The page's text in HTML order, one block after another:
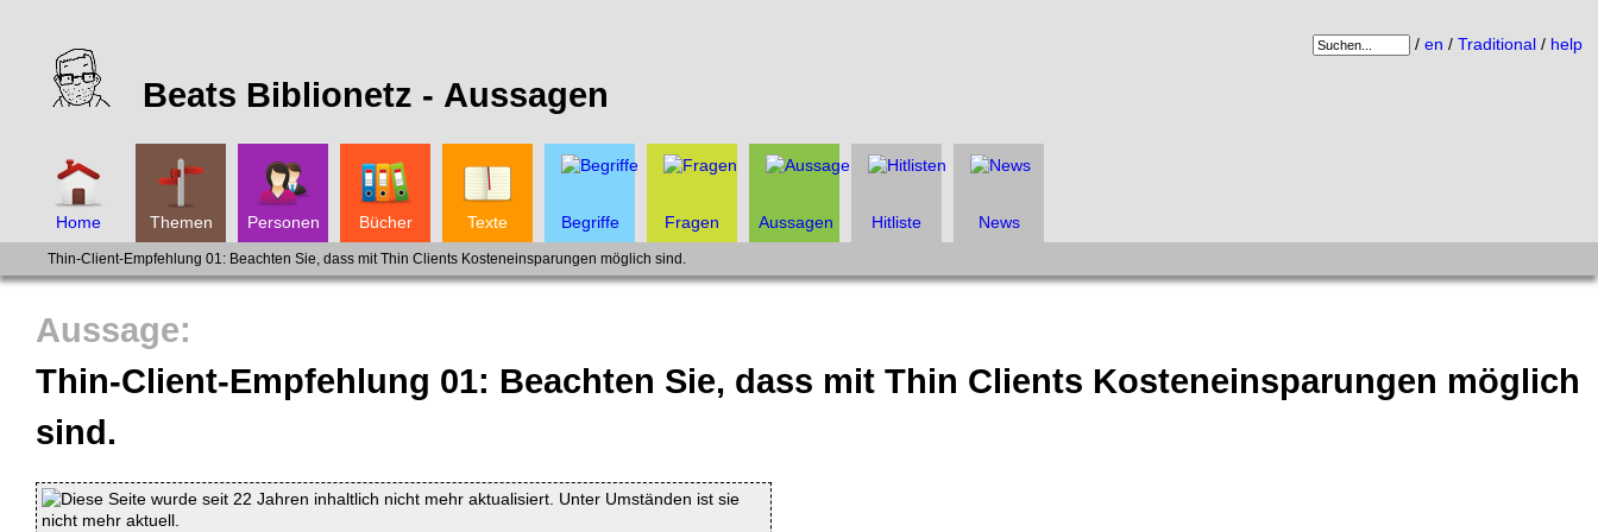
/ en / Traditional/ help
Beats Biblionetz - Aussagen
Home Themen Personen Bücher Texte Begriffe Fragen Aussagen Hitliste News
Thin-Client-Empfehlung 01: Beachten Sie, dass mit Thin Clients Kosteneinsparungen möglich sind.
Thin-Client-Empfehlung 01: Beachten Sie, dass mit Thin Clients Kosteneinsparungen möglich
sind.
Diese Seite wurde seit 22 Jahren inhaltlich nicht mehr aktualisiert. Unter Umständen ist sie
nicht mehr aktuell.